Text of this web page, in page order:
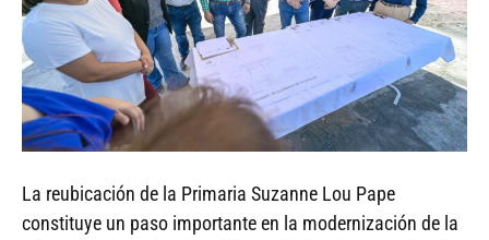
La reubicación de la Primaria Suzanne Lou Pape
constituye un paso importante en la modernización de la